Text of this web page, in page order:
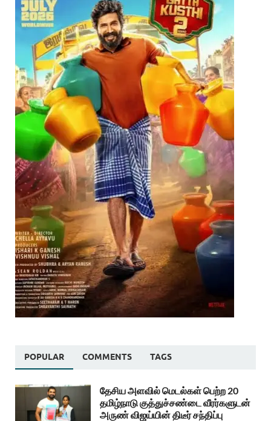
POPULAR COMMENTS TAGS
தேசிய அளவில் மெடல்கள் பெற்ற 20
தமிழ்நாடு குத்துச்சண்டை வீரர்களுடன்
அருண் விஜய்யின் திடீர் சந்திப்பு